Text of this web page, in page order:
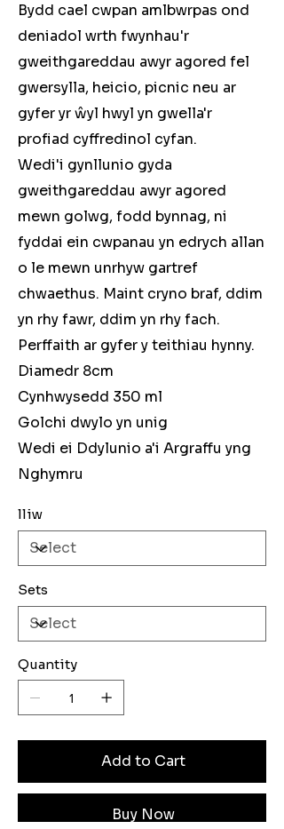
Bydd cael cwpan amlbwrpas ond
deniadol wrth fwynhau'r
gweithgareddau awyr agored fel
gwersylla, heicio, picnic neu ar
gyfer yr ŵyl hwyl yn gwella'r
profiad cyffredinol cyfan.
Wedi'i gynllunio gyda
gweithgareddau awyr agored
mewn golwg, fodd bynnag, ni
fyddai ein cwpanau yn edrych allan
o le mewn unrhyw gartref
chwaethus. Maint cryno braf, ddim
yn rhy fawr, ddim yn rhy fach.
Perffaith ar gyfer y teithiau hynny.
Diamedr 8cm
Cynhwysedd 350 ml
Golchi dwylo yn unig
Wedi ei Ddylunio a'i Argraffu yng
Nghymru
lliw
Sets
Quantity
Add to Cart
Buy Now